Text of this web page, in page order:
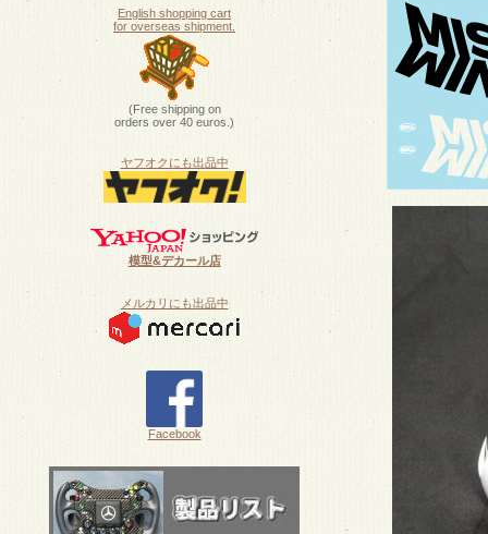
English shopping cart
for overseas shipment.
(Free shipping on
orders over 40 euros.)
ヤフオクにも出品中
模型&デカール店
メルカリにも出品中
Facebook